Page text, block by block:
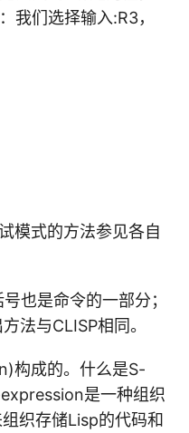
我们选择输入:R3，
模式的方法参见各自
也是命令的一部分；
法与CLISP相同。
构成的。什么是S-
是一种组织
织存储Lisp的代码和